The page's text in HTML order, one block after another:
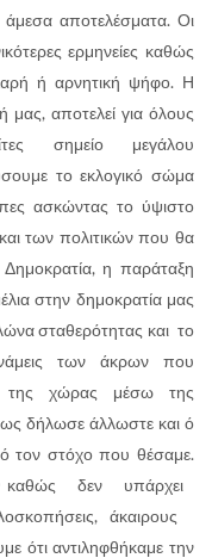
αποτελέσματα. Οι
ερμηνείες καθώς
ή αρνητική ψήφο. Η
μας, αποτελεί για όλους
σημείο μεγάλου
το εκλογικό σώμα
ασκώντας το ύψιστο
των πολιτικών που θα
η παράταξη
στην δημοκρατία μας
σταθερότητας και το
των άκρων που
της χώρας μέσω της
δήλωσε άλλωστε και ό
τον στόχο που θέσαμε.
καθώς δεν υπάρχει
άκαιρους
ότι αντιληφθήκαμε την